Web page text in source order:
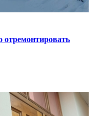
отремонтировать